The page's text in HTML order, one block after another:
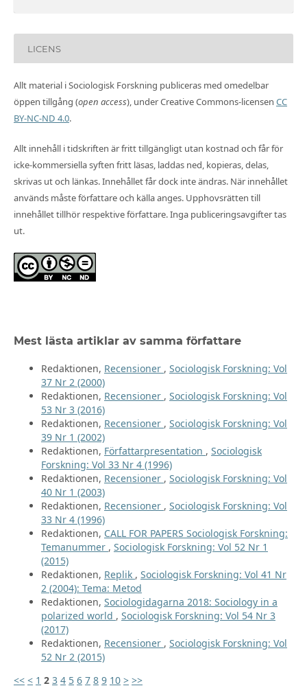
LICENS
Allt material i Sociologisk Forskning publiceras med omedelbar
öppen tillgång (open access), under Creative Commons-licensen CC
BY-NC-ND 4.0.
Allt innehåll i tidskriften är fritt tillgängligt utan kostnad och får för
icke-kommersiella syften fritt läsas, laddas ned, kopieras, delas,
skrivas ut och länkas. Innehållet får dock inte ändras. När innehållet
används måste författare och källa anges. Upphovsrätten till
innehållet tillhör respektive författare. Inga publiceringsavgifter tas
ut.
Mest lästa artiklar av samma författare
Redaktionen, Recensioner , Sociologisk Forskning: Vol
37 Nr 2 (2000)
Redaktionen, Recensioner , Sociologisk Forskning: Vol
53 Nr 3 (2016)
Redaktionen, Recensioner , Sociologisk Forskning: Vol
39 Nr 1 (2002)
Redaktionen, Författarpresentation , Sociologisk
Forskning: Vol 33 Nr 4 (1996)
Redaktionen, Recensioner , Sociologisk Forskning: Vol
40 Nr 1 (2003)
Redaktionen, Recensioner , Sociologisk Forskning: Vol
33 Nr 4 (1996)
Redaktionen, CALL FOR PAPERS Sociologisk Forskning:
Temanummer , Sociologisk Forskning: Vol 52 Nr 1
(2015)
Redaktionen, Replik , Sociologisk Forskning: Vol 41 Nr
2 (2004): Tema: Metod
Redaktionen, Sociologidagarna 2018: Sociology in a
polarized world , Sociologisk Forskning: Vol 54 Nr 3
(2017)
Redaktionen, Recensioner , Sociologisk Forskning: Vol
52 Nr 2 (2015)
<< < 1 2 3 4 5 6 7 8 9 10 > >>